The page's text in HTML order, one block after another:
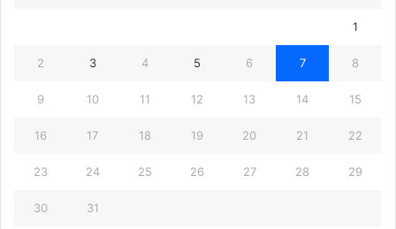
1
2 3 4 5 6 7 8
9 10 11 12 13 14 15
16 17 18 19 20 21 22
23 24 25 26 27 28 29
30 31